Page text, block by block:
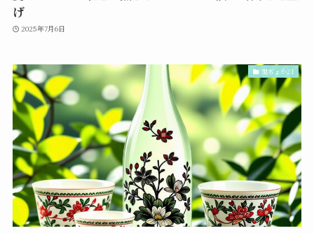
げ
2025年7月6日
黒ぢょか21